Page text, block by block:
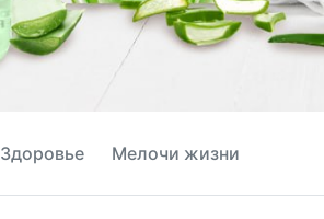
Здоровье Мелочи жизни